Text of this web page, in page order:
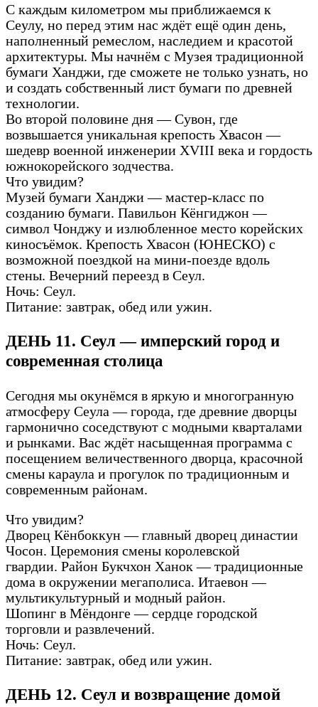
С каждым километром мы приближаемся к
Сеулу, но перед этим нас ждёт ещё один день,
наполненный ремеслом, наследием и красотой
архитектуры. Мы начнём с Музея традиционной
бумаги Ханджи, где сможете не только узнать, но
и создать собственный лист бумаги по древней
технологии.
Во второй половине дня — Сувон, где
возвышается уникальная крепость Хвасон —
шедевр военной инженерии XVIII века и гордость
южнокорейского зодчества.
Что увидим?
Музей бумаги Ханджи — мастер-класс по
созданию бумаги. Павильон Кёнгиджон —
символ Чонджу и излюбленное место корейских
киносъёмок. Крепость Хвасон (ЮНЕСКО) с
возможной поездкой на мини-поезде вдоль
стены. Вечерний переезд в Сеул.
Ночь: Сеул.
Питание: завтрак, обед или ужин.
ДЕНЬ 11. Сеул — имперский город и
современная столица
Сегодня мы окунёмся в яркую и многогранную
атмосферу Сеула — города, где древние дворцы
гармонично соседствуют с модными кварталами
и рынками. Вас ждёт насыщенная программа с
посещением величественного дворца, красочной
смены караула и прогулок по традиционным и
современным районам.
Что увидим?
Дворец Кёнбоккун — главный дворец династии
Чосон. Церемония смены королевской
гвардии. Район Букчхон Ханок — традиционные
дома в окружении мегаполиса. Итаевон —
мультикультурный и модный район.
Шопинг в Мёндонге — сердце городской
торговли и развлечений.
Ночь: Сеул.
Питание: завтрак, обед или ужин.
ДЕНЬ 12. Сеул и возвращение домой